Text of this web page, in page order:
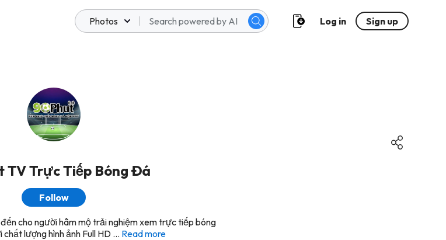
Photos Log in Sign up
TV Trực Tiếp Bóng Đá
Follow
cho người hâm mộ trải nghiệm xem trực tiếp bóng
lượng hình ảnh Full HD ... Read more